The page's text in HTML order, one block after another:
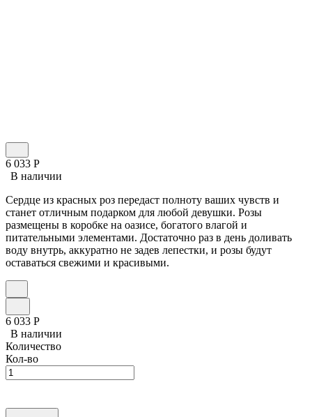
6 033 Р
В наличии
Сердце из красных роз передаст полноту ваших чувств и
станет отличным подарком для любой девушки. Розы
размещены в коробке на оазисе, богатого влагой и
питательными элементами. Достаточно раз в день доливать
воду внутрь, аккуратно не задев лепестки, и розы будут
оставаться свежими и красивыми.
6 033 Р
В наличии
Количество
Кол-во